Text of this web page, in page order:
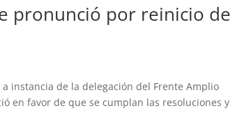
pronunció por reinicio de
instancia de la delegación del Frente Amplio
en favor de que se cumplan las resoluciones y